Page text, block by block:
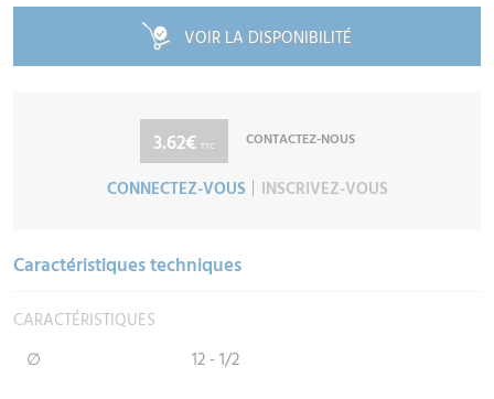
VOIR LA DISPONIBILITÉ
3.62€ TTC CONTACTEZ-NOUS
CONNECTEZ-VOUS INSCRIVEZ-VOUS
Caractéristiques techniques
CARACTÉRISTIQUES
∅
12 - 1/2